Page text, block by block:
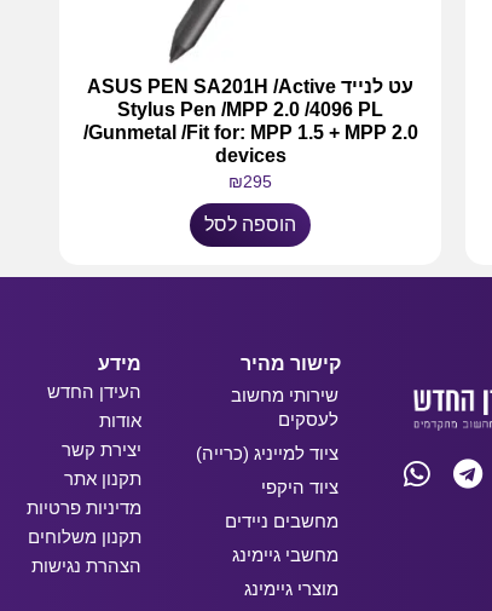
עט לנייד ASUS PEN SA201H /Active
Stylus Pen /MPP 2.0 /4096 PL
/Gunmetal /Fit for: MPP 1.5 + MPP 2.0
devices
₪295
הוספה לסל
קישור מהיר
שירותי מחשוב
לעסקים
ציוד למייניג (כרייה)
ציוד היקפי
מחשבים ניידים
מחשבי גיימינג
מוצרי גיימינג
מידע
העידן החדש
אודות
יצירת קשר
תקנון אתר
מדיניות פרטיות
תקנון משלוחים
הצהרת נגישות